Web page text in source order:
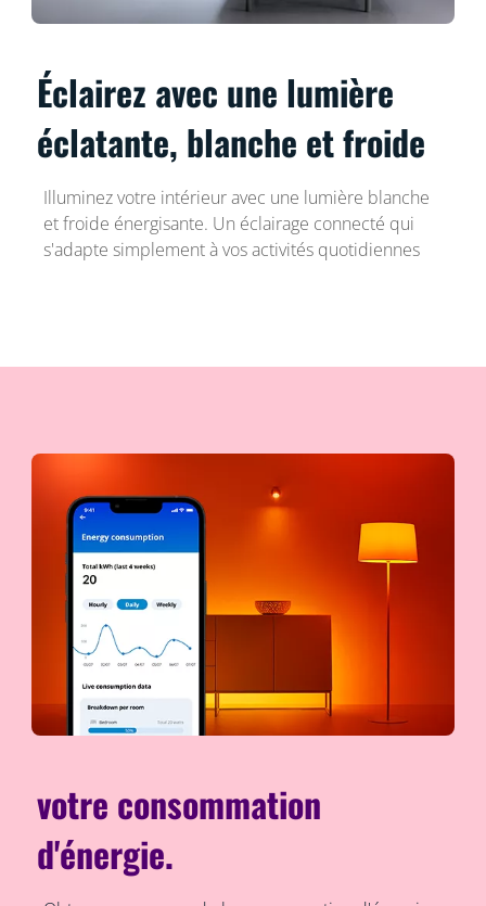
Éclairez avec une lumière
éclatante, blanche et froide
Illuminez votre intérieur avec une lumière blanche
et froide énergisante. Un éclairage connecté qui
s'adapte simplement à vos activités quotidiennes
votre consommation
d'énergie.